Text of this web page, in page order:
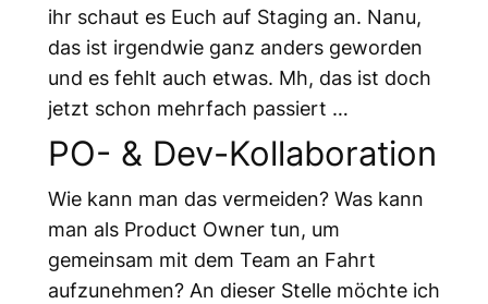
ihr schaut es Euch auf Staging an. Nanu,
das ist irgendwie ganz anders geworden
und es fehlt auch etwas. Mh, das ist doch
jetzt schon mehrfach passiert …
PO- & Dev-Kollaboration
Wie kann man das vermeiden? Was kann
man als Product Owner tun, um
gemeinsam mit dem Team an Fahrt
aufzunehmen? An dieser Stelle möchte ich